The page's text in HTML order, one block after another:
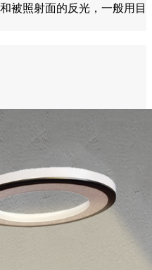
被照射面的反光，一般用目